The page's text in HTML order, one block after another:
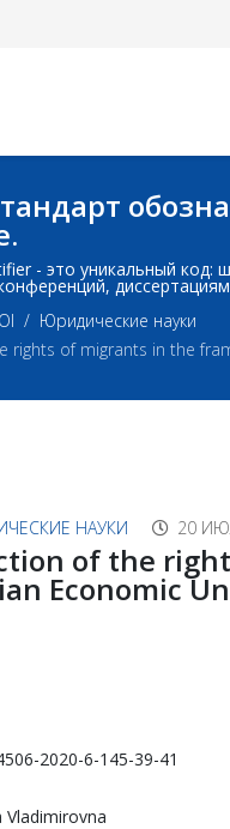
- это уникальный
Юридические науки
rights of migrants in the
НАУКИ 20
of the
Economic
2020-6-145-39-41
Vladimirovna